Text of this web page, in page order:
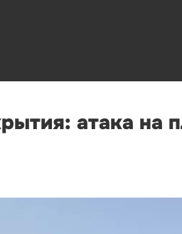
атака на